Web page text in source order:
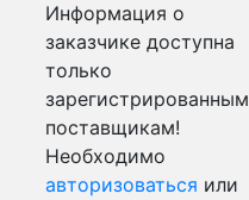
Информация о
заказчике доступна
только
зарегистрированным
поставщикам!
Необходимо
авторизоваться или